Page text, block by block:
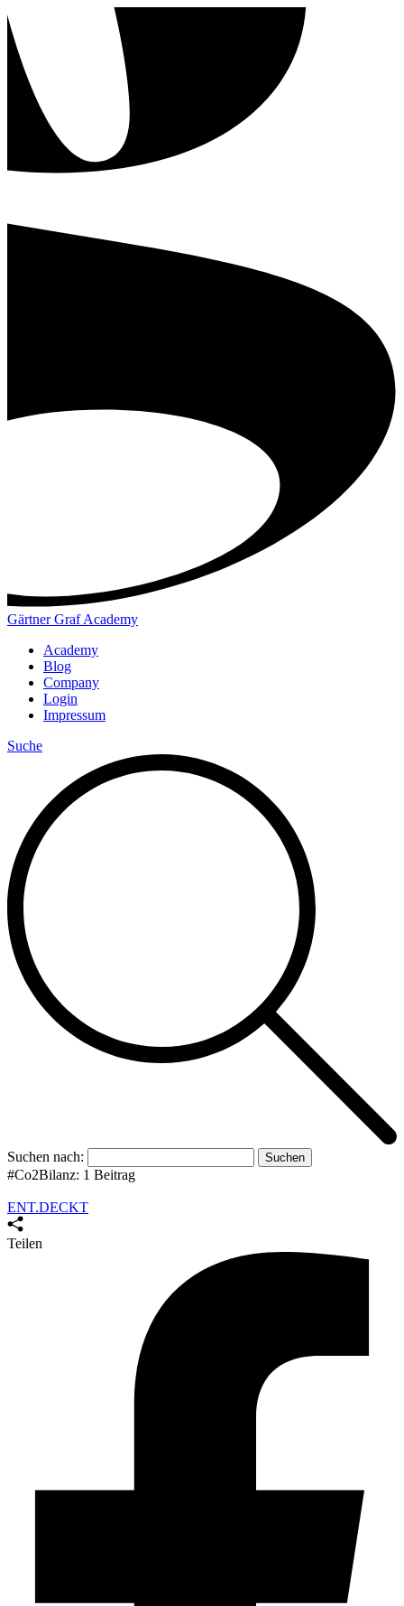
Gärtner Graf Academy
Academy
Blog
Company
Login
Impressum
Suche
Suchen nach:
#Co2Bilanz: 1 Beitrag
ENT.DECKT
Teilen